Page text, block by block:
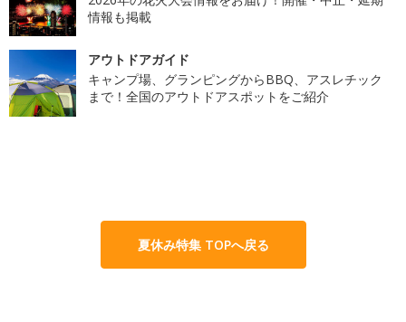
情報も掲載
アウトドアガイド
キャンプ場、グランピングからBBQ、アスレチック
まで！全国のアウトドアスポットをご紹介
夏休み特集 TOPへ戻る